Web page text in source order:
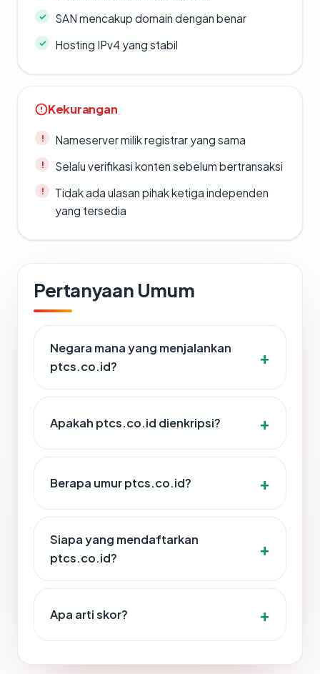
SAN mencakup domain dengan benar
Hosting IPv4 yang stabil
Kekurangan
Nameserver milik registrar yang sama
Selalu verifikasi konten sebelum bertransaksi
Tidak ada ulasan pihak ketiga independen
yang tersedia
Pertanyaan Umum
Negara mana yang menjalankan
ptcs.co.id?
Apakah ptcs.co.id dienkripsi?
Berapa umur ptcs.co.id?
Siapa yang mendaftarkan
ptcs.co.id?
Apa arti skor?